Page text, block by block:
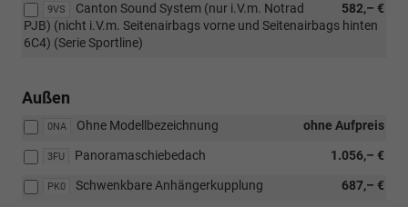
9VS 582,– €
Canton Sound System (nur i.V.m. Notrad
PJB) (nicht i.V.m. Seitenairbags vorne und Seitenairbags hinten
6C4) (Serie Sportline)
Außen
0NA ohne Aufpreis
Ohne Modellbezeichnung
3FU 1.056,– €
Panoramaschiebedach
PK0 687,– €
Schwenkbare Anhängerkupplung